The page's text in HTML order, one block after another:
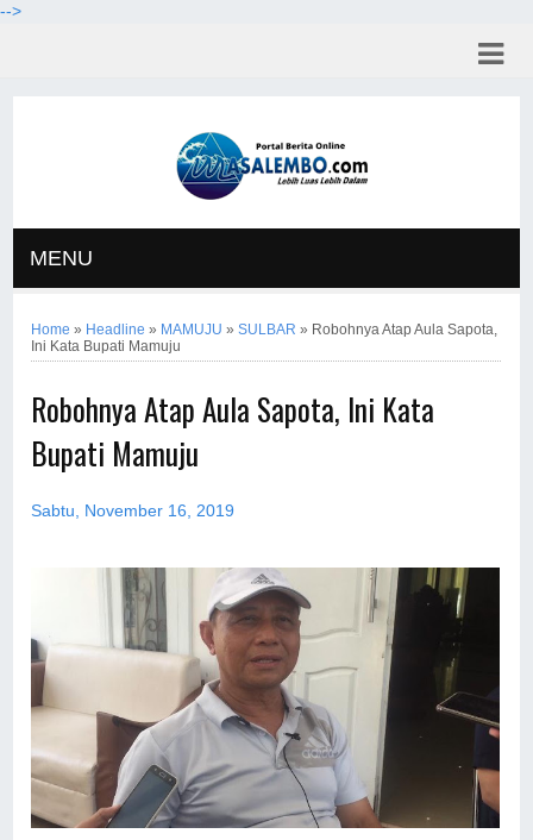
-->
MENU
Home » Headline » MAMUJU »SULBAR » Robohnya Atap Aula Sapota,
Ini Kata Bupati Mamuju
Robohnya Atap Aula Sapota, Ini Kata
Bupati Mamuju
Sabtu, November 16, 2019